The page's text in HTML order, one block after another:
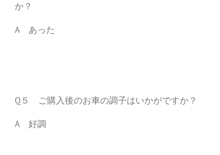
か？
A あった
Q５ ご購入後のお車の調子はいかがですか？
A 好調